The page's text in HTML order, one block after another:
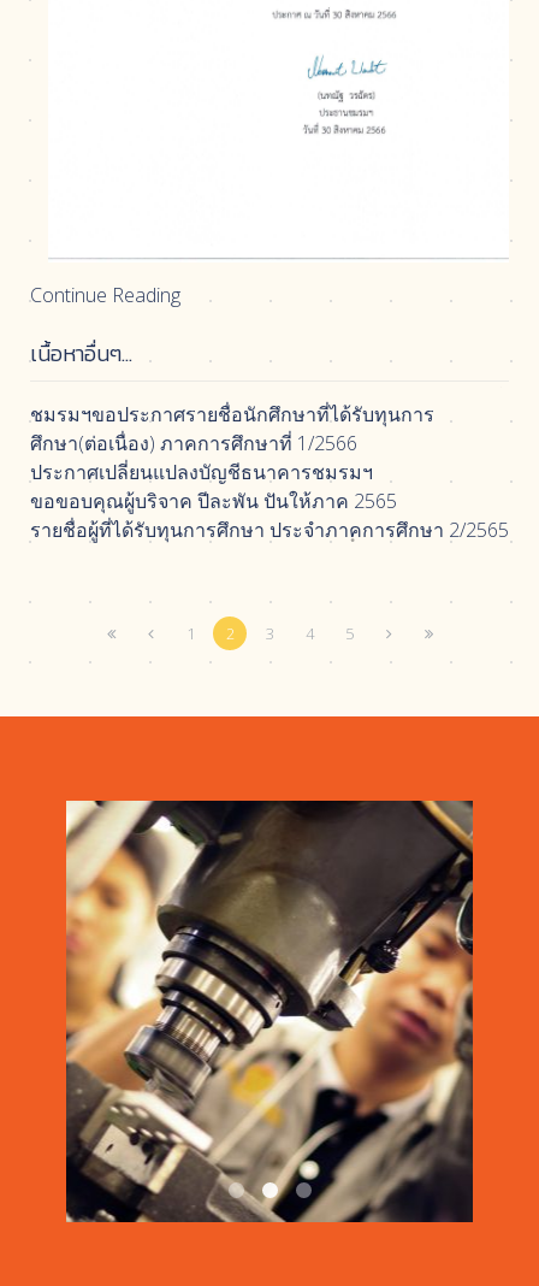
Continue Reading
เนื้อหาอื่นๆ...
ชมรมฯขอประกาศรายชื่อนักศึกษาที่ได้รับทุนการ
ศึกษา(ต่อเนื่อง) ภาคการศึกษาที่ 1/2566
ประกาศเปลี่ยนแปลงบัญชีธนาคารชมรมฯ
ขอขอบคุณผู้บริจาค ปีละพัน ปันให้ภาค 2565
รายชื่อผู้ที่ได้รับทุนการศึกษา ประจำภาคการศึกษา 2/2565
1 2 3 4 5
DSC0170
DSC0803
FRM 1544